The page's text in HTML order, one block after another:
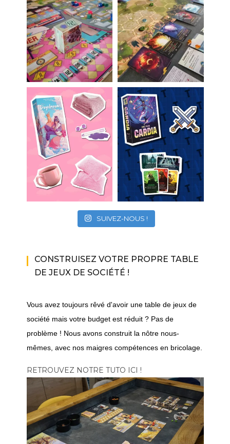
SUIVEZ-NOUS !
CONSTRUISEZ VOTRE PROPRE TABLE
DE JEUX DE SOCIÉTÉ !
Vous avez toujours rêvé d'avoir une table de jeux de
société mais votre budget est réduit ? Pas de
problème ! Nous avons construit la nôtre nous-
mêmes, avec nos maigres compétences en bricolage.
RETROUVEZ NOTRE TUTO ICI !